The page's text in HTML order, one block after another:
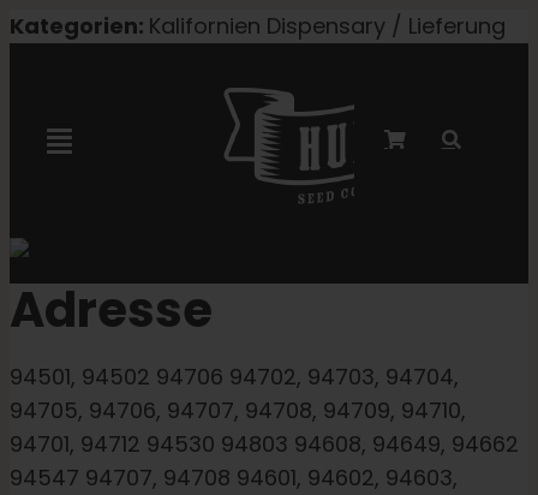
Zum
Kategorien: Kalifornien Dispensary / Lieferung
Navigation
Feminisierte Samen
Autoflower-Samen
Triploide Samen
Adresse
94501, 94502 94706 94702, 94703, 94704,
94705, 94706, 94707, 94708, 94709, 94710,
94701, 94712 94530 94803 94608, 94649, 94662
94547 94707, 94708 94601, 94602, 94603,